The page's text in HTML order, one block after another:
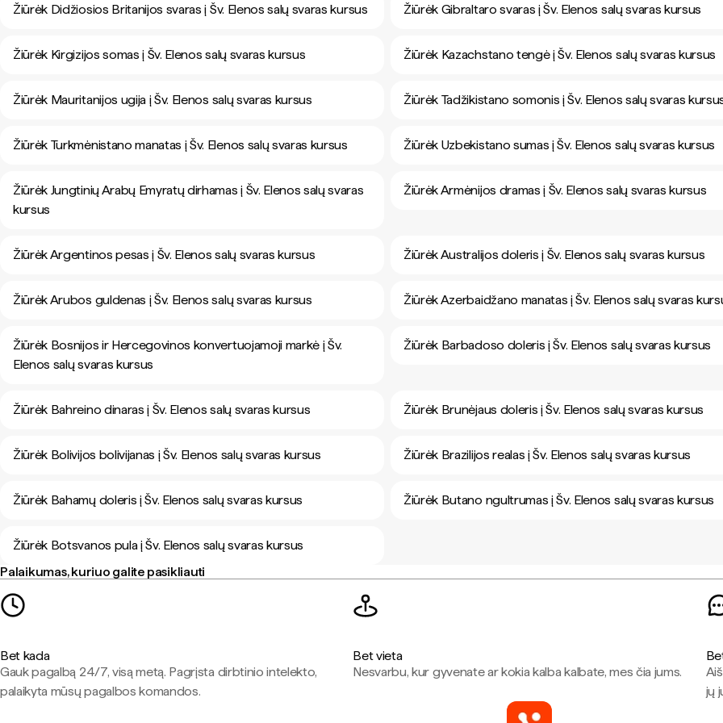
Žiūrėk Didžiosios Britanijos svaras į Šv. Elenos salų svaras kursus Žiūrėk Gibraltaro svaras į Šv. Elenos salų svaras kursus
Žiūrėk Kirgizijos somas į Šv. Elenos salų svaras kursus Žiūrėk Kazachstano tengė į Šv. Elenos salų svaras kursus
Žiūrėk Mauritanijos ugija į Šv. Elenos salų svaras kursus Žiūrėk Tadžikistano somonis į Šv. Elenos salų svaras
Žiūrėk Turkmėnistano manatas į Šv. Elenos salų svaras kursus Žiūrėk Uzbekistano sumas į Šv. Elenos salų svaras kursus
Žiūrėk Jungtinių Arabų Emyratų dirhamas į Šv. Elenos salų svaras
kursus
Žiūrėk Armėnijos dramas į Šv. Elenos salų svaras kursus
Žiūrėk Argentinos pesas į Šv. Elenos salų svaras kursus Žiūrėk Australijos doleris į Šv. Elenos salų svaras kursus
Žiūrėk Arubos guldenas į Šv. Elenos salų svaras kursus Žiūrėk Azerbaidžano manatas į Šv. Elenos salų svaras
Žiūrėk Bosnijos ir Hercegovinos konvertuojamoji markė į Šv.
Elenos salų svaras kursus
Žiūrėk Barbadoso doleris į Šv. Elenos salų svaras kursus
Žiūrėk Bahreino dinaras į Šv. Elenos salų svaras kursus Žiūrėk Brunėjaus doleris į Šv. Elenos salų svaras kursus
Žiūrėk Bolivijos bolivijanas į Šv. Elenos salų svaras kursus Žiūrėk Brazilijos realas į Šv. Elenos salų svaras kursus
Žiūrėk Bahamų doleris į Šv. Elenos salų svaras kursus Žiūrėk Butano ngultrumas į Šv. Elenos salų svaras kursus
Žiūrėk Botsvanos pula į Šv. Elenos salų svaras kursus
Palaikumas, kuriuo galite pasikliauti
Bet kada
Gauk pagalbą 24/7, visą metą. Pagrįsta dirbtinio intelekto,
palaikyta mūsų pagalbos komandos.
Bet vieta
Nesvarbu, kur gyvenate ar kokia kalba kalbate, mes čia jums.
jų